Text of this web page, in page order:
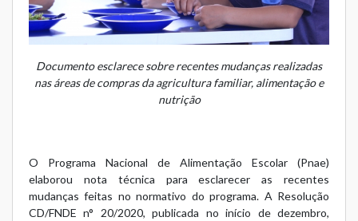
Documento esclarece sobre recentes mudanças realizadas
nas áreas de compras da agricultura familiar, alimentação e
nutrição
O Programa Nacional de Alimentação Escolar (Pnae)
elaborou nota técnica para esclarecer as recentes
mudanças feitas no normativo do programa. A Resolução
CD/FNDE n° 20/2020, publicada no início de dezembro,